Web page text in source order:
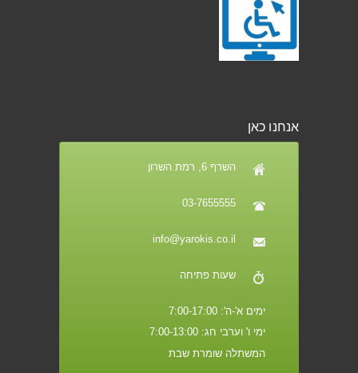
אנחנו כאן
השרף 6, רמת השרון
03-7655555
info@yarokis.co.il
שעות פתיחה
ימים א'-ה': 7:00-17:00
ימי ו' וערבי חג: 7:00-13:00
המשתלה שומרת שבת